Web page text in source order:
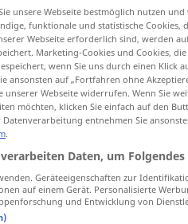
km
unsere Webseite bestmöglich nutzen
funktionale und statistische Cookies,
Webseite erforderlich sind, werden
Marketing-Cookies und Cookies,
wenn Sie uns durch einen Klick
ansonsten auf „Fortfahren ohne
unserer Webseite widerrufen. Wenn Sie
möchten, klicken Sie einfach auf den
entnehmen Sie
.
Daten, um
Geräteeigenschaften zur
auf einem Gerät. Personalisierte
und Entwicklung von